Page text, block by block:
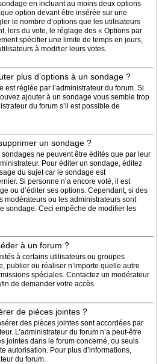
en incluant au moins deux options
option devant être insérée sur une
le nombre d’options que les utilisateurs
lors du vote, le réglage des « Options par
spécifier une limite de temps en jours,
à modifier leurs votes.
plus d’options à un sondage ?
est réglée par l’administrateur du forum. Si
ajouter à un sondage vous semble trop
du forum s’il est possible de
un sondage ?
ne peuvent être édités que par leur
Pour éditer un sondage, éditez
du sujet car le sondage est
Si personne n’a encore voté, il est
ou d’éditer ses options. Cependant, si des
modérateurs ou les administrateurs sont
sondage. Ceci empêche de modifier les
à un forum ?
à certains utilisateurs ou groupes
publier ou réaliser n’importe quelle autre
spéciales. Contactez un modérateur
de demander votre accès.
de pièces jointes ?
des pièces jointes sont accordées par
L’administrateur du forum n’a peut-être
jointes dans le forum concerné, ou seuls
autorisation. Pour plus d’informations,
du forum.